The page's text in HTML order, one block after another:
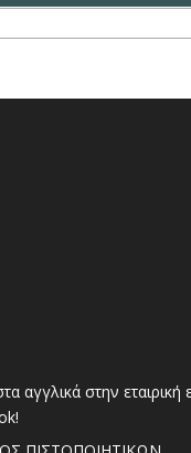
αγγλικά στην εταιρική